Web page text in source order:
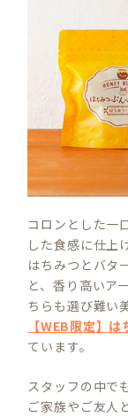
コロンとした一
した食感に仕上
はちみつとバタ
と、香り高いア
ちらも選び難い
【WEB限定】
ています。
スタッフの中で
ご家族やご友人